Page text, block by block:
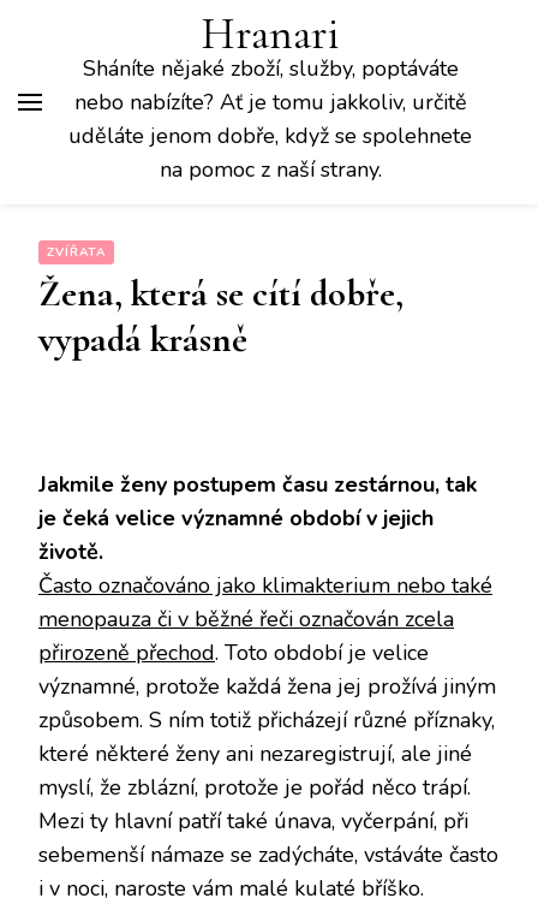
Hranari
Sháníte nějaké zboží, služby, poptáváte
nebo nabízíte? Ať je tomu jakkoliv, určitě
uděláte jenom dobře, když se spolehnete
na pomoc z naší strany.
ZVÍŘATA
Žena, která se cítí dobře,
vypadá krásně
Jakmile ženy postupem času zestárnou, tak
je čeká velice významné období v jejich
životě.
Často označováno jako klimakterium nebo také
menopauza či v běžné řeči označován zcela
přirozeně přechod. Toto období je velice
významné, protože každá žena jej prožívá jiným
způsobem. S ním totiž přicházejí různé příznaky,
které některé ženy ani nezaregistrují, ale jiné
myslí, že zblázní, protože je pořád něco trápí.
Mezi ty hlavní patří také únava, vyčerpání, při
sebemenší námaze se zadýcháte, vstáváte často
i v noci, naroste vám malé kulaté bříško.